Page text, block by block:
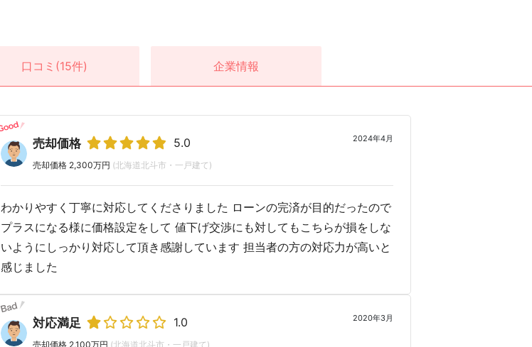
口コミ (15件) 企業情報
2024年4月
売却価格 5.0
売却価格 2,300万円 (北海道北斗市・一戸建て)
わかりやすく丁寧に対応してくださりました ローンの完済が目的だったので
プラスになる様に価格設定をして 値下げ交渉にも対してもこちらが損をしな
いようにしっかり対応して頂き感謝しています 担当者の方の対応力が高いと
感じました
2020年3月
対応満足 1.0
売却価格 2,100万円 (北海道北斗市・一戸建て)